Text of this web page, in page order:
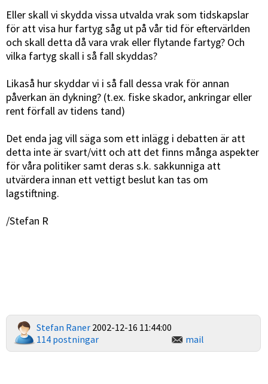
Eller skall vi skydda vissa utvalda vrak som tidskapslar
för att visa hur fartyg såg ut på vår tid för eftervärlden
och skall detta då vara vrak eller flytande fartyg? Och
vilka fartyg skall i så fall skyddas?
Likaså hur skyddar vi i så fall dessa vrak för annan
påverkan än dykning? (t.ex. fiske skador, ankringar eller
rent förfall av tidens tand)
Det enda jag vill säga som ett inlägg i debatten är att
detta inte är svart/vitt och att det finns många aspekter
för våra politiker samt deras s.k. sakkunniga att
utvärdera innan ett vettigt beslut kan tas om
lagstiftning.
/Stefan R
Stefan Raner 2002-12-16 11:44:00
114 postningar
mail